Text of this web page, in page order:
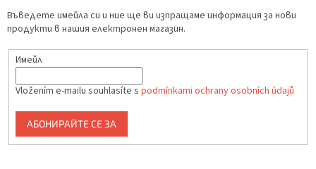
Въведете имейла си и ние ще ви изпращаме информация за нови
продукти в нашия електронен магазин.
Имейл
Vložením e-mailu souhlasíte s podmínkami ochrany osobních údajů
АБОНИРАЙТЕ СЕ ЗА